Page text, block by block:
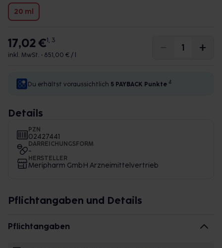
20 ml
17,02 €1, 3
inkl. MwSt. • 851,00 € / l
Du erhältst voraussichtlich 5 PAYBACK Punkte 4
Details
PZN
02427441
DARREICHUNGSFORM
-
HERSTELLER
Meripharm GmbH Arzneimittelvertrieb
Pflichtangaben und Details
Pflichtangaben